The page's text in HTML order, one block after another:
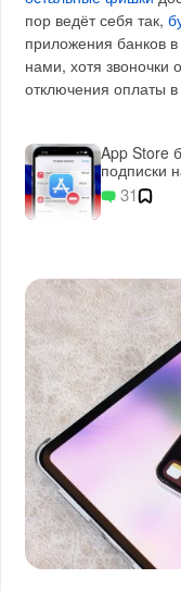
пор ведёт себя так,
приложения банков
нами, хотя звоночки
отключения оплаты в
App Store
подписки
31